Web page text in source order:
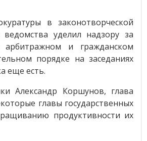
в законотворческой
уделил надзору за
и гражданском
порядке на заседаниях
еще есть.
Александр Коршунов, глава
главы государственных
продуктивности их